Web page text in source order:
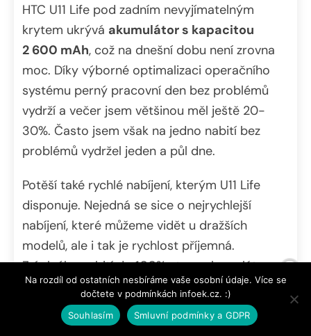
HTC U11 Life pod zadním nevyjímatelným
krytem ukrývá akumulátor s kapacitou
2 600 mAh, což na dnešní dobu není zrovna
moc. Díky výborné optimalizaci operačního
systému perný pracovní den bez problémů
vydrží a večer jsem většinou měl ještě 20-
30%. Často jsem však na jedno nabití bez
problémů vydržel jeden a půl dne.
Potěší také rychlé nabíjení, kterým U11 Life
disponuje. Nejedná se sice o nejrychlejší
nabíjení, které můžeme vidět u dražších
modelů, ale i tak je rychlost příjemná.
Z úplného vybití do 100% stavu akumulátoru
se lze dostat přibližně za 1 hodinu a 45 minut.
Na rozdíl od ostatních nesbíráme vaše osobní údaje. Více se
dočtete v podmínkách infoek.cz. :)
Souhlasím
Smluvní podmínky a GDPR